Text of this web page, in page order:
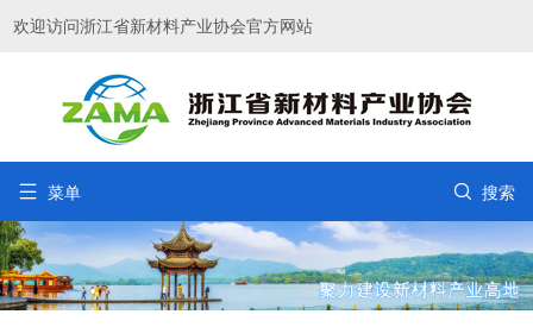
欢迎访问浙江省新材料产业协会官方网站
 菜单  搜索